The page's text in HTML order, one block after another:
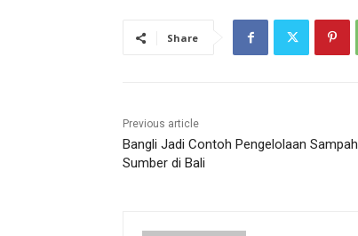
Share
Previous article
Bangli Jadi Contoh Pengelolaan
Sumber di Bali